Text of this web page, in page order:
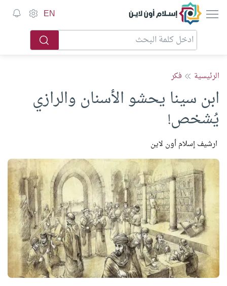
إسلام أون لاين EN
الرئيسية فكر
ابن سينا يحشو الأسنان والرازي
يُشخص!
ارشيف إسلام أون لاين